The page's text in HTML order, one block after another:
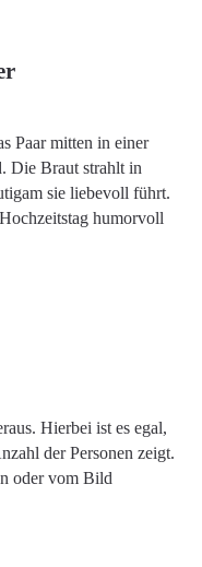
Paar mitten in einer
Die Braut strahlt in
sie liebevoll führt.
humorvoll
Hierbei ist es egal,
der Personen zeigt.
oder vom Bild